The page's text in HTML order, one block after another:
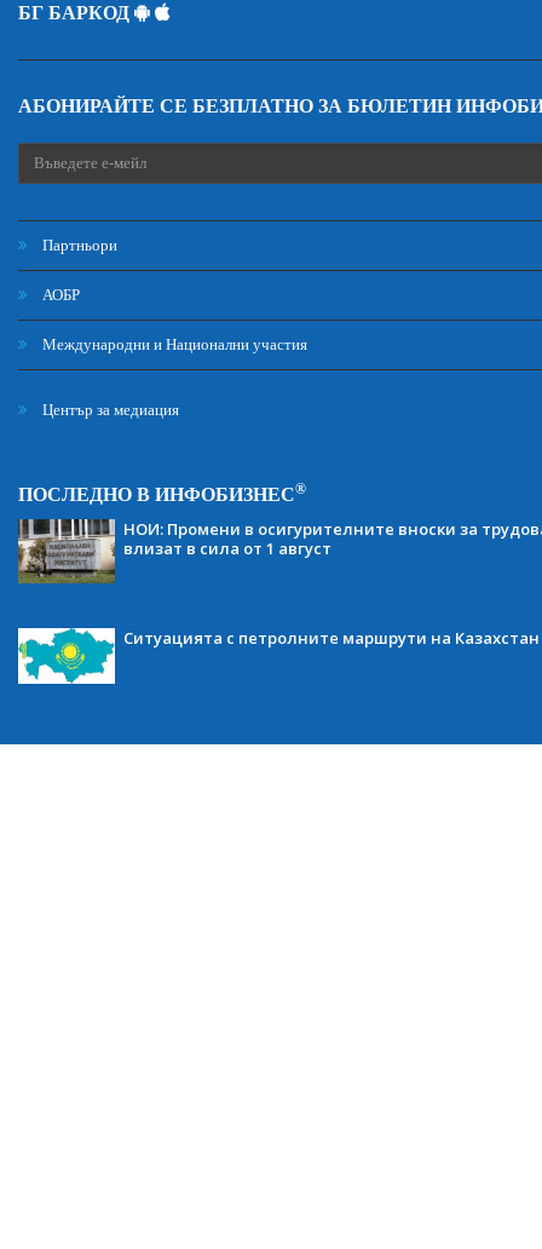
БГ БАРКОД
АБОНИРАЙТЕ СЕ БЕЗПЛАТНО ЗА БЮЛЕТИН
Партньори
АОБР
Международни и Национални участия
Център за медиация
ПОСЛЕДНО В ИНФОБИЗНЕС®
НОИ: Промени в осигурителните вноски за
влизат в сила от 1 август
Ситуацията с петролните маршрути на Казахстан